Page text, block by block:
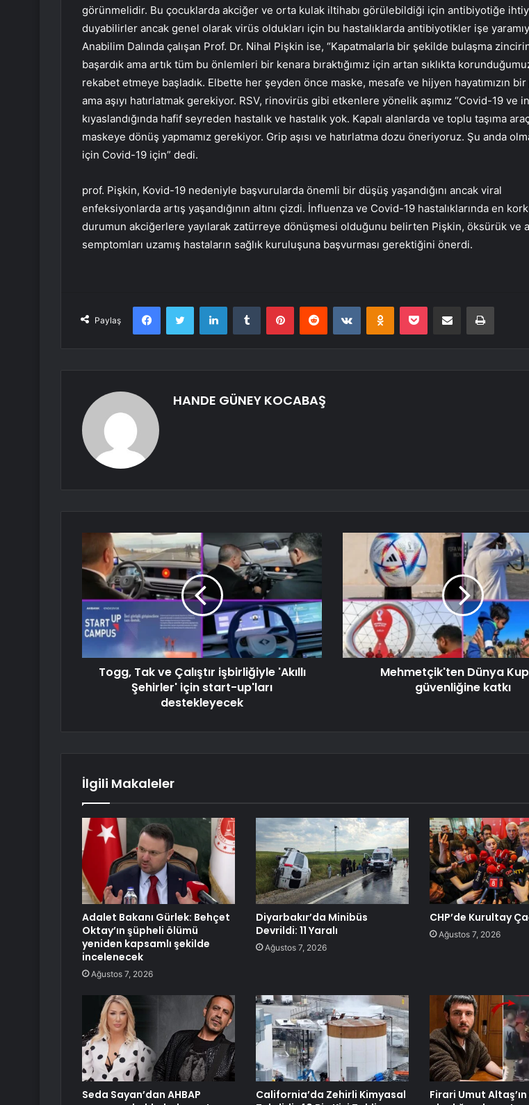
görünmelidir. Bu çocuklarda akciğer ve orta kulak iltihabı görülebildiği için antibiyotiğe
duyabilirler ancak genel olarak virüs oldukları için bu hastalıklarda antibiyotikler işe
Anabilim Dalında çalışan Prof. Dr. Nihal Pişkin ise, “Kapatmalarla bir şekilde bulaşma
başardık ama artık tüm bu önlemleri bir kenara bıraktığımız için artan sıklıkta
rekabet etmeye başladık. Elbette her şeyden önce maske, mesafe ve hijyen hayatımızın bir
ama aşıyı hatırlatmak gerekiyor. RSV, rinovirüs gibi etkenlere yönelik aşımız “Covid-19 ve
kıyaslandığında hafif seyreden hastalık ve hastalık yok. Kapalı alanlarda ve toplu taşıma
maskeye dönüş yapmamız gerekiyor. Grip aşısı ve hatırlatma dozu öneriyoruz. Şu anda
için Covid-19 için” dedi.
prof. Pişkin, Kovid-19 nedeniyle başvurularda önemli bir düşüş yaşandığını ancak viral
enfeksiyonlarda artış yaşandığının altını çizdi. İnfluenza ve Covid-19 hastalıklarında en
durumun akciğerlere yayılarak zatürreye dönüşmesi olduğunu belirten Pişkin, öksürük ve
semptomları uzamış hastaların sağlık kuruluşuna başvurması gerektiğini önerdi.
Paylaş
FacebookTwitter LinkedInTumblr PinterestReddit VKontakteOdnoklassniki
Pocket E-Posta ile paylaş Yazdır
HANDE GÜNEY KOCABAŞ
Togg, Tak ve Çalıştır işbirliğiyle 'Akıllı
Şehirler' için start-up'ları
destekleyecek
Mehmetçik'ten Dünya
güvenliğine katkı
İlgili Makaleler
Adalet Bakanı Gürlek: Behçet
Oktay’ın şüpheli ölümü
yeniden kapsamlı şekilde
incelenecek
Ağustos 7, 2026
Diyarbakır’da Minibüs
Devrildi: 11 Yaralı
Ağustos 7, 2026
CHP’de Kurultay
Ağustos 7, 2026
Seda Sayan’dan AHBAP
California’da Zehirli Kimyasal
Firari Umut